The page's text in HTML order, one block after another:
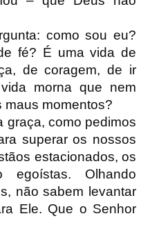
como sou eu?
fé? É uma vida de
de coragem, de ir
morna que nem
maus momentos?
graça, como pedimos
superar os nossos
estacionados, os
egoístas. Olhando
não sabem levantar
Ele. Que o Senhor